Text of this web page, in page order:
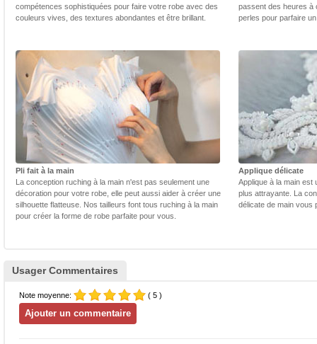
compétences sophistiquées pour faire votre robe avec des
couleurs vives, des textures abondantes et être brillant.
passent des heures à
perles pour parfaire
Pli fait à la main
La conception ruching à la main n'est pas seulement une
décoration pour votre robe, elle peut aussi aider à créer une
silhouette flatteuse. Nos tailleurs font tous ruching à la main
pour créer la forme de robe parfaite pour vous.
Applique délicate
Applique à la main est
plus attrayante. La
délicate de main vous
Usager Commentaires
Note moyenne: ( 5 )